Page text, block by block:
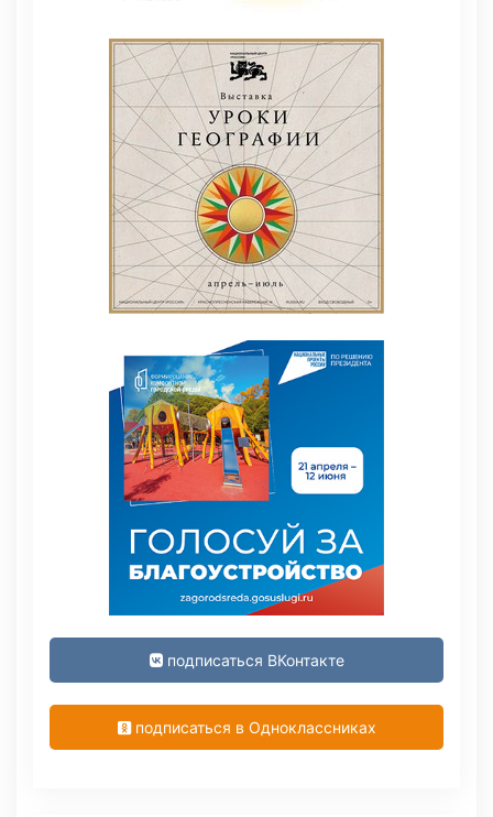
подписаться ВКонтакте
подписаться в Одноклассниках